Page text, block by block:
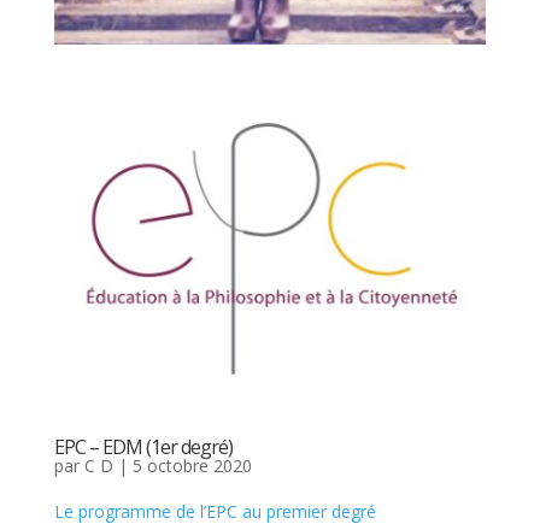
EPC – EDM (1er degré)
par C D | 5 octobre 2020
Le programme de l’EPC au premier degré